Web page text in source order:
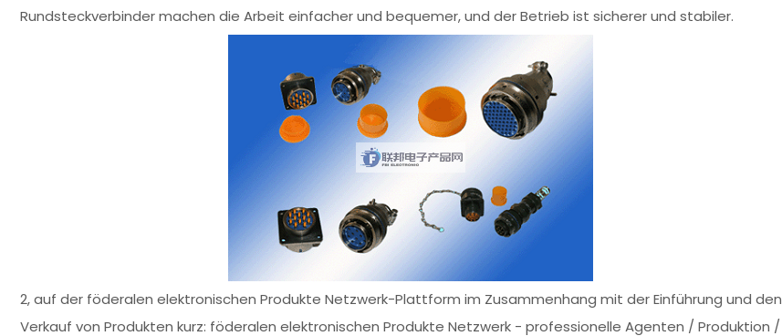
Rundsteckverbinder machen die Arbeit einfacher und bequemer, und der Betrieb ist sicherer und stabiler.
2, auf der föderalen elektronischen Produkte Netzwerk-Plattform im Zusammenhang mit der Einführung und den
Verkauf von Produkten kurz: föderalen elektronischen Produkte Netzwerk - professionelle Agenten / Produktion /